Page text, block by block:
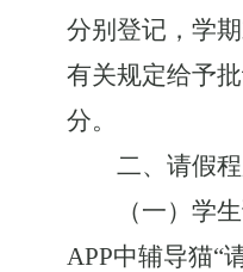
分别登记，学
有关规定给予
分。
二、请假
（一）学
APP中辅导猫“